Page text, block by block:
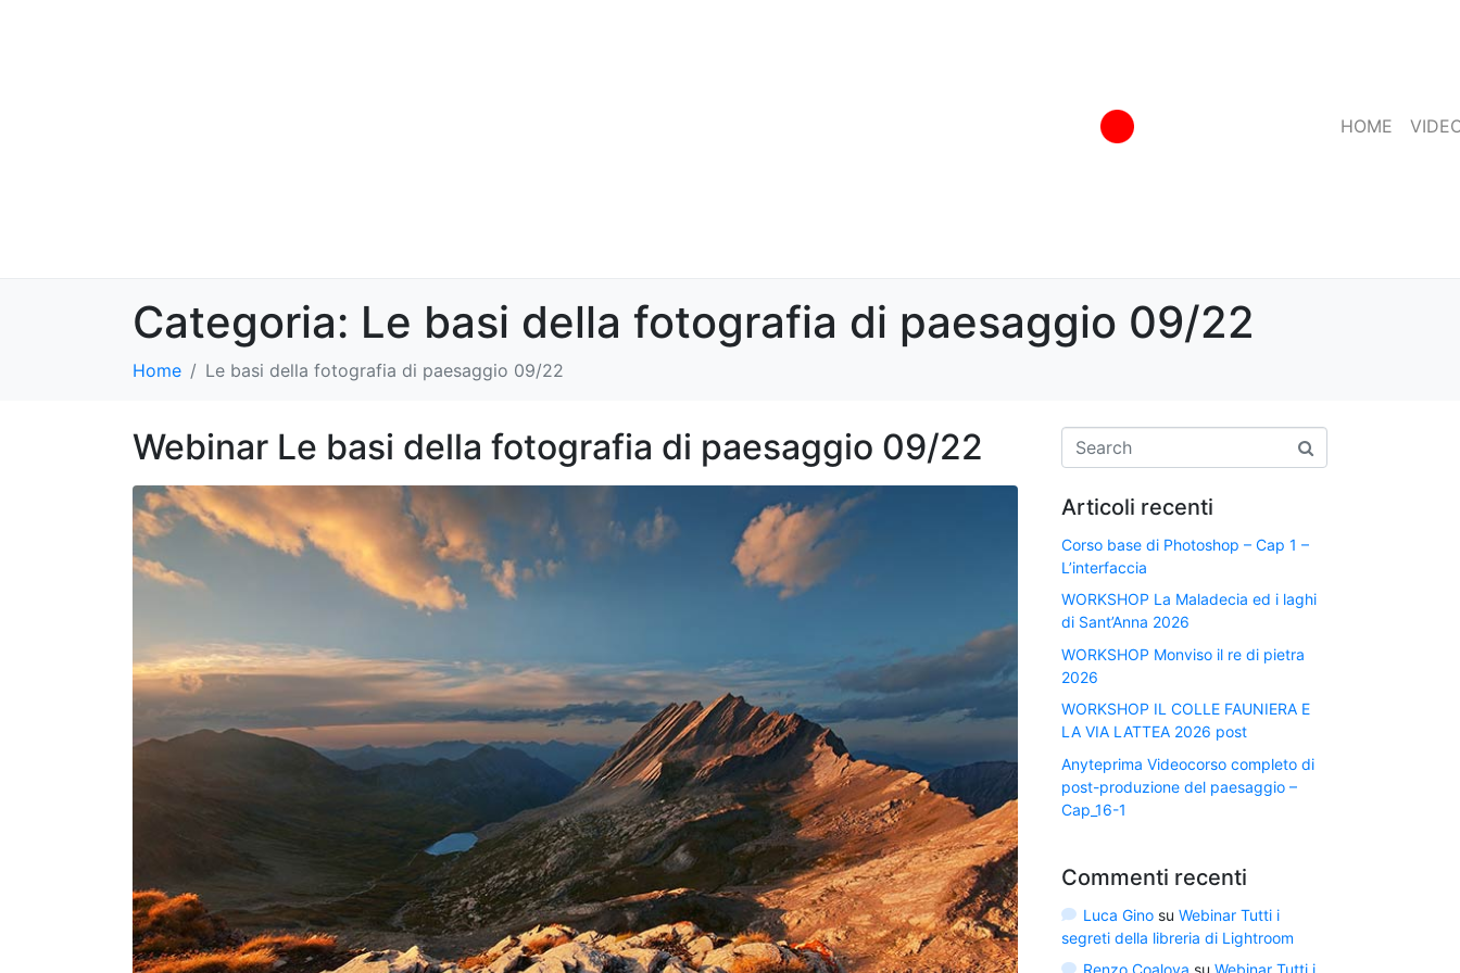
HOME
Categoria: Le basi della fotografia di paesaggio 09/22
Home Le basi della fotografia di paesaggio 09/22
Webinar Le basi della fotografia di paesaggio 09/22
Articoli recenti
Corso base di Photoshop – Cap 1 –
L’interfaccia
WORKSHOP La Maladecia ed i laghi
di Sant’Anna 2026
WORKSHOP Monviso il re di pietra
2026
WORKSHOP IL COLLE FAUNIERA E
LA VIA LATTEA 2026 post
Anyteprima Videocorso completo di
post-produzione del paesaggio –
Cap_16-1
Commenti recenti
Luca Ginosu Webinar Tutti i
segreti della libreria di Lightroom
Renzo Coalova su Webinar Tutti i